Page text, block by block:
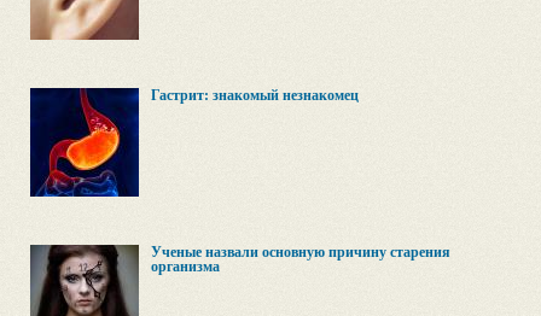
Гастрит: знакомый незнакомец
Ученые назвали основную причину старения
организма